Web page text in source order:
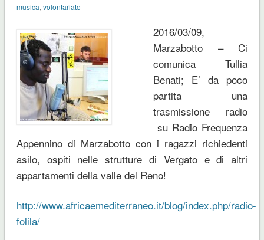
musica, volontariato
2016/03/09,
Marzabotto – Ci
comunica Tullia
Benati; E’ da poco
partita una
trasmissione radio
su Radio Frequenza
Appennino di Marzabotto con i ragazzi richiedenti
asilo, ospiti nelle strutture di Vergato e di altri
appartamenti della valle del Reno!
http://www.africaemediterraneo.it/blog/index.php/radio-
folila/